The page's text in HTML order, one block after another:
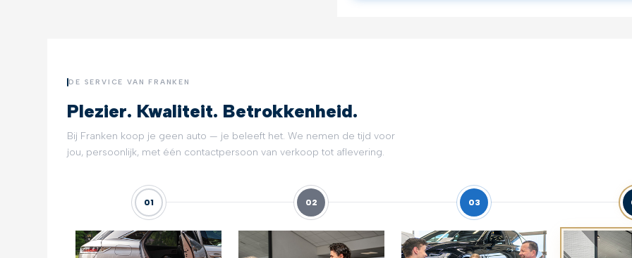
DE SERVICE VAN FRANKEN
Plezier. Kwaliteit. Betrokkenheid.
Bij Franken koop je geen auto — je beleeft het. We nemen de tijd voor
jou, persoonlijk, met één contactpersoon van verkoop tot aflevering.
01 02 03